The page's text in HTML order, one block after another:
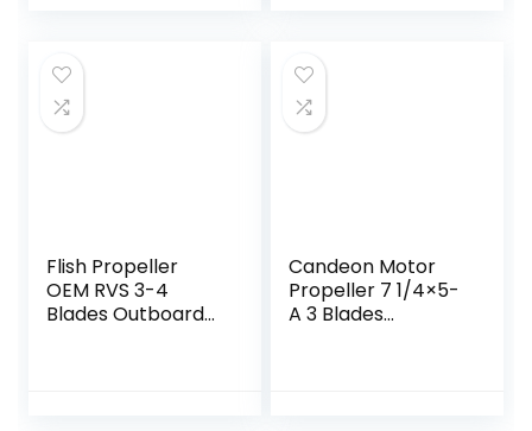
Olietanker
Flish Propeller
OEM RVS 3-4
Blades Outboard
Candeon Motor
Propeller 7 1/4×5-
A 3 Blades